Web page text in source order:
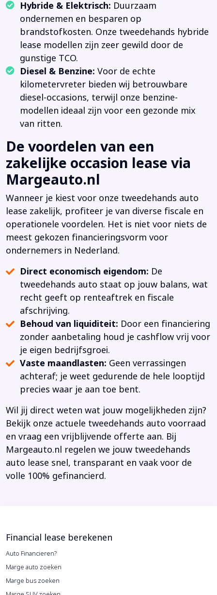
Hybride & Elektrisch: Duurzaam
ondernemen en besparen op
brandstofkosten. Onze tweedehands hybride
lease modellen zijn zeer gewild door de
gunstige TCO.
Diesel & Benzine: Voor de echte
kilometervreter bieden wij betrouwbare
diesel-occasions, terwijl onze benzine-
modellen ideaal zijn voor een gezonde mix
van ritten.
De voordelen van een
zakelijke occasion lease via
Margeauto.nl
Wanneer je kiest voor onze tweedehands auto
lease zakelijk, profiteer je van diverse fiscale en
operationele voordelen. Het is niet voor niets de
meest gekozen financieringsvorm voor
ondernemers in Nederland.
Direct economisch eigendom: De
tweedehands auto staat op jouw balans, wat
recht geeft op renteaftrek en fiscale
afschrijving.
Behoud van liquiditeit: Door een financiering
zonder aanbetaling houd je cashflow vrij voor
je eigen bedrijfsgroei.
Vaste maandlasten: Geen verrassingen
achteraf; je weet gedurende de hele looptijd
precies waar je aan toe bent.
Wil jij direct weten wat jouw mogelijkheden zijn?
Bekijk onze actuele tweedehands auto voorraad
en vraag een vrijblijvende offerte aan. Bij
Margeauto.nl regelen we jouw tweedehands
auto lease snel, transparant en vaak voor de
volle 100% gefinancierd.
Financial lease berekenen
Auto Financieren?
Marge auto zoeken
Marge bus zoeken